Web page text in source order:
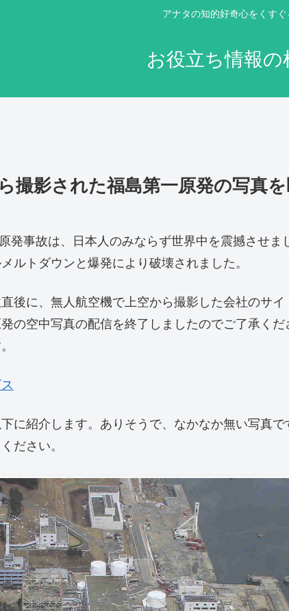
アナタの知的好奇心をくす
お役立ち情報の
撮影された福島第一原発の写真を
発事故は、日本人のみならず世界中を震撼させま
ルトダウンと爆発により破壊されました。
後に、無人航空機で上空から撮影した会社のサイ
の空中写真の配信を終了しましたのでご了承く
に紹介します。ありそうで、なかなか無い写真
ださい。